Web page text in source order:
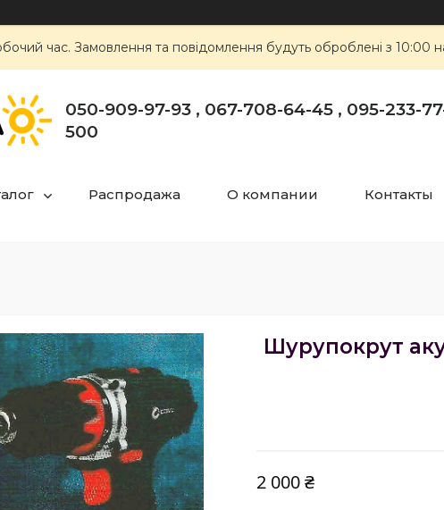
час. Замовлення та повідомлення будуть оброблені з 10:00
050-909-97-93 , 067-708-64-45 , 095-233-
500
Распродажа О компании Контакты
Шурупокрут
2 000 ₴